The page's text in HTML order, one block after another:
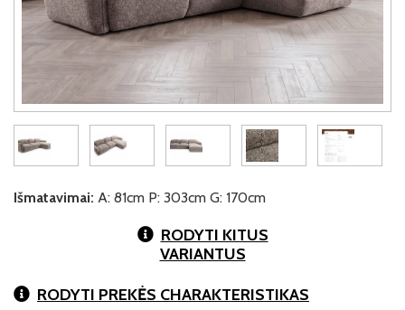
Išmatavimai: A: 81cm P: 303cm G: 170cm
RODYTI KITUS
VARIANTUS
RODYTI PREKĖS CHARAKTERISTIKAS